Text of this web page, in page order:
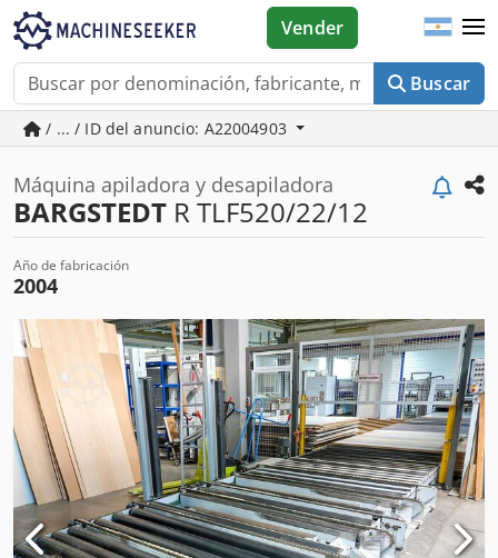
Buscar
Vender
/ ... / ID del anuncio: A22004903
Máquina apiladora y desapiladora
BARGSTEDT R TLF520/22/12
Año de fabricación
2004